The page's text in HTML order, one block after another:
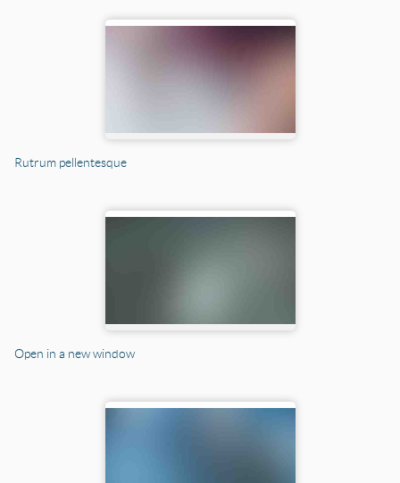
Rutrum pellentesque
Open in a new window